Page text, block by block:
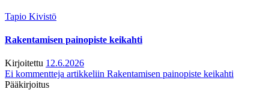
Tapio Kivistö
Rakentamisen painopiste keikahti
Kirjoitettu 12.6.2026
Ei kommentteja artikkeliin Rakentamisen painopiste keikahti
Pääkirjoitus